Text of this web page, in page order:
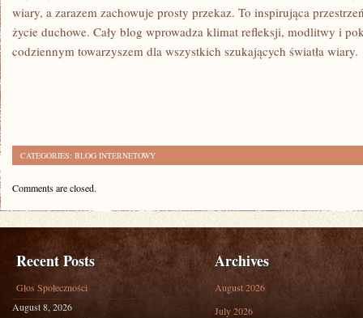
wiary, a zarazem zachowuje prosty przekaz. To inspirująca
życie duchowe. Cały blog wprowadza klimat refleksji, modlitwy i
codziennym towarzyszem dla wszystkich szukających światła wiary.
CATEGORIES: BLOG INTERNETOWY
Comments are closed.
Recent Posts
Głos Społeczności
August 8, 2026
Archives
August 2026
July 2026